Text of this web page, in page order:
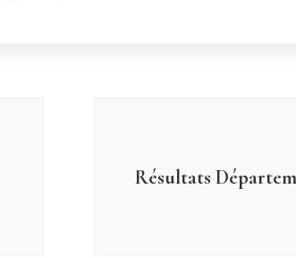
Résultats